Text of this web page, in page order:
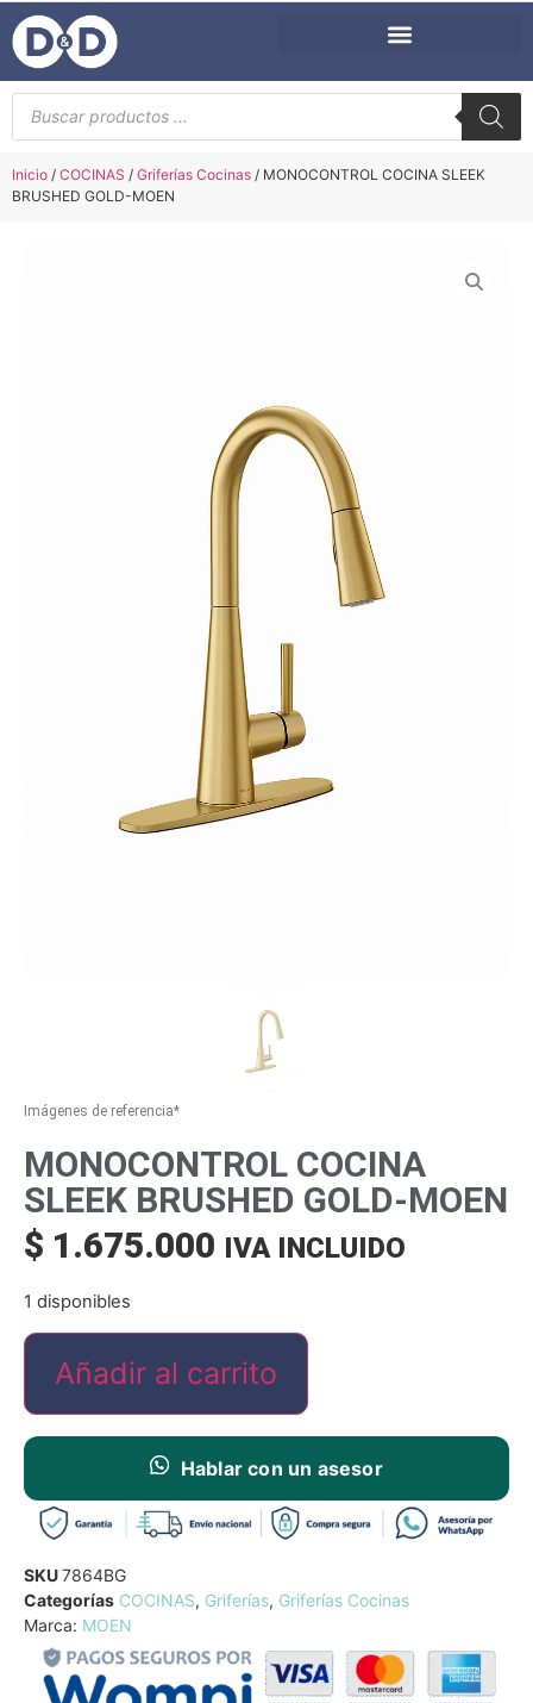
Inicio / COCINAS / Griferías Cocinas / MONOCONTROL COCINA SLEEK
BRUSHED GOLD-MOEN
Imágenes de referencia*
MONOCONTROL COCINA
SLEEK BRUSHED GOLD-MOEN
$ 1.675.000 IVA INCLUIDO
1 disponibles
Añadir al carrito
Hablar con un asesor
SKU7864BG
Categorías COCINAS, Griferías, Griferías Cocinas
Marca: MOEN